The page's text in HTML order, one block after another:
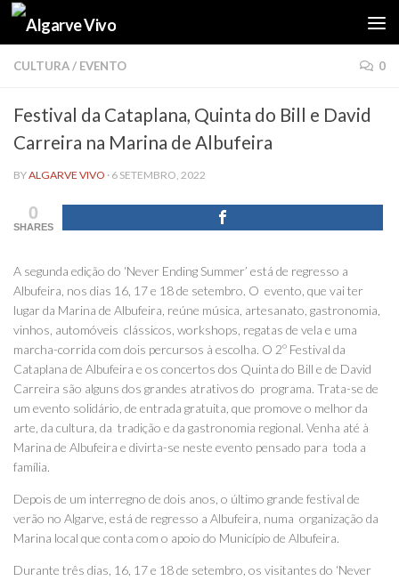
Skip to content
CULTURA/ EVENTO 0
Festival da Cataplana, Quinta do Bill e David
Carreira na Marina de Albufeira
BYALGARVE VIVO · 6 SETEMBRO, 2022
0
SHARES
A segunda edição do ‘Never Ending Summer’ está de regresso a
Albufeira, nos dias 16, 17 e 18 de setembro. O evento, que vai ter
lugar da Marina de Albufeira, reúne música, artesanato, gastronomia,
vinhos, automóveis clássicos, workshops, regatas de vela e uma
marcha-corrida com dois percursos à escolha. O 2º Festival da
Cataplana de Albufeira e os concertos dos Quinta do Bill e de David
Carreira são alguns dos grandes atrativos do programa. Trata-se de
um evento solidário, de entrada gratuita, que promove o melhor da
arte, da cultura, da tradição e da gastronomia regional. Venha até à
Marina de Albufeira e divirta-se neste evento pensado para toda a
família.
Depois de um interregno de dois anos, o último grande festival de
verão no Algarve, está de regresso a Albufeira, numa organização da
Marina local que conta com o apoio do Município de Albufeira.
Durante três dias, 16, 17 e 18 de setembro, os visitantes do ‘Never